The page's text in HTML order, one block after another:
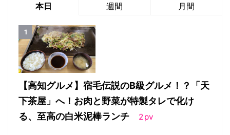
本日 週間 月間
【高知グルメ】宿毛伝説のB級グルメ！？「天
下茶屋」へ！お肉と野菜が特製タレで化け
る、至高の白米泥棒ランチ
2pv